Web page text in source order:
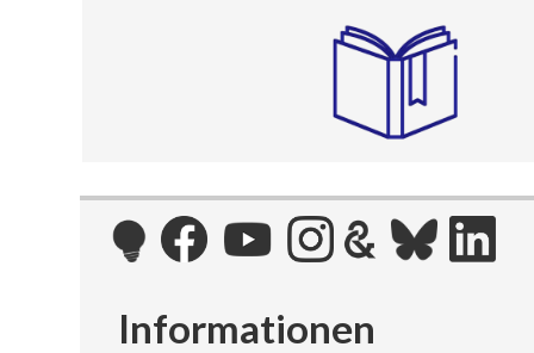
Informationen